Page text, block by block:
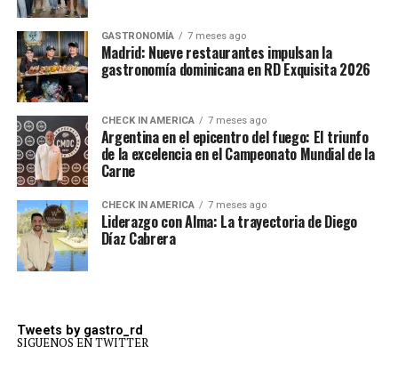
GASTRONOMÍA 7 meses ago
Madrid: Nueve restaurantes impulsan la
gastronomía dominicana en RD Exquisita 2026
CHECK IN AMERICA 7 meses ago
Argentina en el epicentro del fuego: El triunfo
de la excelencia en el Campeonato Mundial de la
Carne
CHECK IN AMERICA 7 meses ago
Liderazgo con Alma: La trayectoria de Diego
Díaz Cabrera
Tweets by gastro_rd
SIGUENOS EN TWITTER